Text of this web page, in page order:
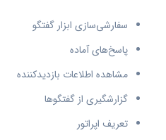
سفارشی‌سازی ابزار گفتگو
پاسخ‌های آماده
مشاهده اطلاعات بازدیدکننده
گزارشگیری از گفتگوها
تعریف اپراتور